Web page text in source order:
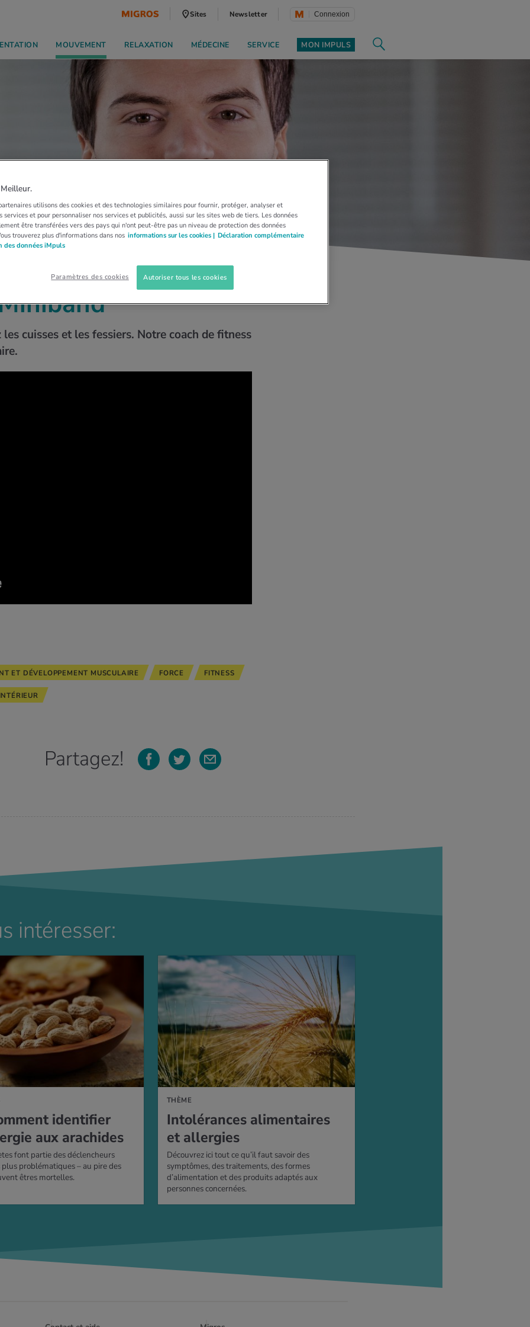
Sites Newsletter Connexion
MOUVEMENT RELAXATION MÉDECINE SERVICE MON IMPULS
EN FORME POUR L'ÉTÉ WALKINS AVEC MINIBAN…
cuisses et les fessiers. Notre coach de fitness
ET DÉVELOPPEMENT MUSCULAIRE FORCE FITNESS
Partagez!
intéresser:
identifier
aux arachides
font partie des déclencheurs
plus problématiques – au pire des
êtres mortelles.
THÈME
Intolérances alimentaires
et allergies
Découvrez ici tout ce qu’il faut savoir des
symptômes, des traitements, des formes
d’alimentation et des produits adaptés aux
personnes concernées.
utilisons des cookies et des technologies similaires pour fournir, protéger, analyser et
services et pour personnaliser nos services et publicités, aussi sur les sites web de tiers. Les données
être transférées vers des pays qui n'ont peut-être pas un niveau de protection des données
trouverez plus d'informations dans nos informations sur les cookies | Déclaration complémentaire
des données iMpuls
Paramètres des cookies Autoriser tous les cookies